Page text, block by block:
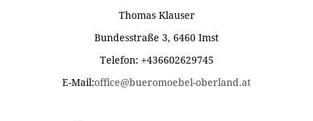
Thomas Klauser
Bundesstraße 3, 6460 Imst
Telefon: +436602629745
E-Mail:office@bueromoebel-oberland.at